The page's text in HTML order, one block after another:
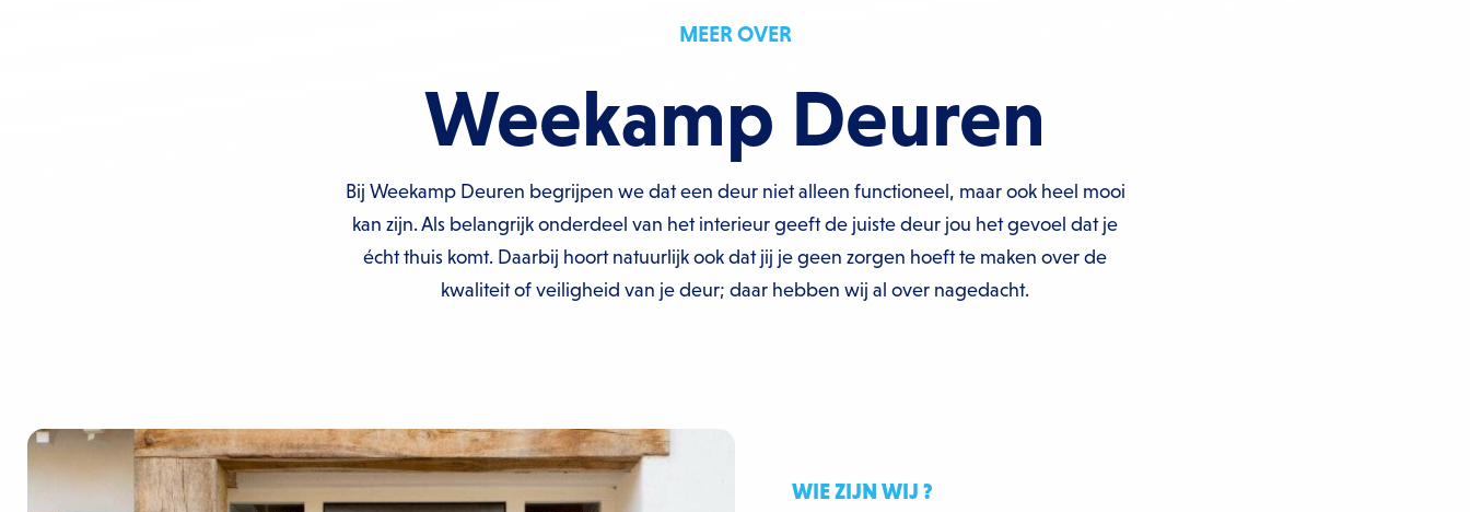
MEER OVER
Weekamp Deuren
Bij Weekamp Deuren begrijpen we dat een deur niet alleen functioneel, maar ook heel mooi
kan zijn. Als belangrijk onderdeel van het interieur geeft de juiste deur jou het gevoel dat je
écht thuis komt. Daarbij hoort natuurlijk ook dat jij je geen zorgen hoeft te maken over de
kwaliteit of veiligheid van je deur; daar hebben wij al over nagedacht.
WIE ZIJN WIJ ?